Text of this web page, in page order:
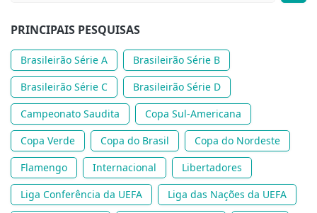
PRINCIPAIS PESQUISAS
Brasileirão Série A
Brasileirão Série B
Brasileirão Série C
Brasileirão Série D
Campeonato Saudita
Copa Sul-Americana
Copa Verde
Copa do Brasil
Copa do Nordeste
Flamengo
Internacional
Libertadores
Liga Conferência da UEFA
Liga das Nações da UEFA